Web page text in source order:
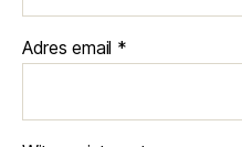
Adres email *